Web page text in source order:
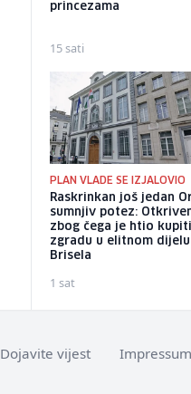
princezama
15 sati
PLAN VLADE SE IZJALOVIO
Raskrinkan još jedan
sumnjiv potez:
zbog čega je htio kupiti
zgradu u elitnom dijelu
Brisela
1 sat
Dojavite vijest Impressum